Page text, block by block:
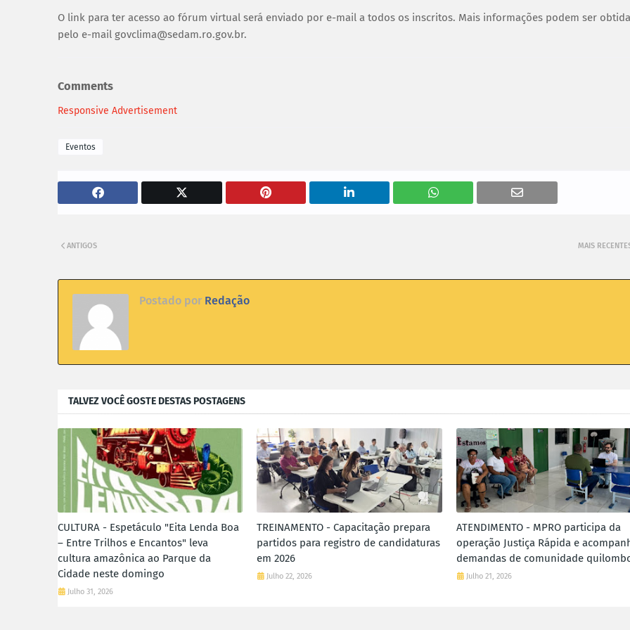
O link para ter acesso ao fórum virtual será enviado por e-mail a todos os inscritos. Mais informações podem ser
pelo e-mail govclima@sedam.ro.gov.br.
Comments
Responsive Advertisement
Eventos
MAIS
ANTIGOS
Postado por Redação
TALVEZ VOCÊ GOSTE DESTAS POSTAGENS
CULTURA - Espetáculo "Eita Lenda Boa
– Entre Trilhos e Encantos" leva
cultura amazônica ao Parque da
Cidade neste domingo
Julho 31, 2026
TREINAMENTO - Capacitação prepara
partidos para registro de candidaturas
em 2026
Julho 22, 2026
ATENDIMENTO - MPRO participa da
operação Justiça Rápida e
demandas de comunidade
Julho 21, 2026